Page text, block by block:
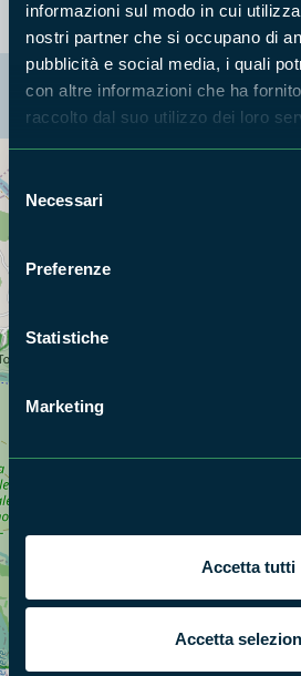
informazioni sul modo in cui
nostri partner che si occupano di
pubblicità e social media, i quali
con altre informazioni che ha
raccolto dal suo utilizzo dei loro
Selezione
delNecessari
Preferenze
Statistiche
Marketing
Accetta tutti
Accetta
La mappa di Parchilazio.it